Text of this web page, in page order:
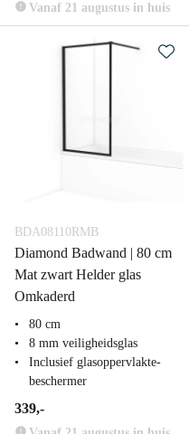
Vanaf 21 augustus in huis
BDA08110RMB
Diamond Badwand | 80 cm
Mat zwart Helder glas
Omkaderd
80 cm
8 mm veiligheidsglas
Inclusief glasoppervlakte-
beschermer
339,-